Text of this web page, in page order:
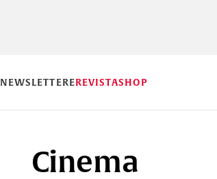
NEWSLETTEREREVISTASHOP
Cinema